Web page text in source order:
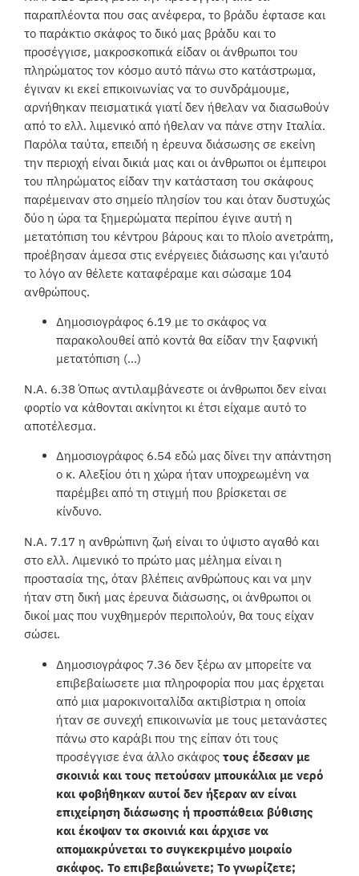
παραπλέοντα που σας ανέφερα, το βράδυ έφτασε και
το παράκτιο σκάφος το δικό μας βράδυ και το
προσέγγισε, μακροσκοπικά είδαν οι άνθρωποι του
πληρώματος τον κόσμο αυτό πάνω στο κατάστρωμα,
έγιναν κι εκεί επικοινωνίας να το συνδράμουμε,
αρνήθηκαν πεισματικά γιατί δεν ήθελαν να διασωθούν
από το ελλ. λιμενικό από ήθελαν να πάνε στην Ιταλία.
Παρόλα ταύτα, επειδή η έρευνα διάσωσης σε εκείνη
την περιοχή είναι δικιά μας και οι άνθρωποι οι έμπειροι
του πληρώματος είδαν την κατάσταση του σκάφους
παρέμειναν στο σημείο πλησίον του και όταν δυστυχώς
δύο η ώρα τα ξημερώματα περίπου έγινε αυτή η
μετατόπιση του κέντρου βάρους και το πλοίο ανετράπη,
προέβησαν άμεσα στις ενέργειες διάσωσης και γι’αυτό
το λόγο αν θέλετε καταφέραμε και σώσαμε 104
ανθρώπους.
Δημοσιογράφος 6.19 με το σκάφος να
παρακολουθεί από κοντά θα είδαν την ξαφνική
μετατόπιση (…)
Ν.Α. 6.38 Όπως αντιλαμβάνεστε οι άνθρωποι δεν είναι
φορτίο να κάθονται ακίνητοι κι έτσι είχαμε αυτό το
αποτέλεσμα.
Δημοσιογράφος 6.54 εδώ μας δίνει την απάντηση
ο κ. Αλεξίου ότι η χώρα ήταν υποχρεωμένη να
παρέμβει από τη στιγμή που βρίσκεται σε
κίνδυνο.
Ν.Α. 7.17 η ανθρώπινη ζωή είναι το ύψιστο αγαθό και
στο ελλ. Λιμενικό το πρώτο μας μέλημα είναι η
προστασία της, όταν βλέπεις ανθρώπους και να μην
ήταν στη δική μας έρευνα διάσωσης, οι άνθρωποι οι
δικοί μας που νυχθημερόν περιπολούν, θα τους είχαν
σώσει.
Δημοσιογράφος 7.36 δεν ξέρω αν μπορείτε να
επιβεβαίωσετε μια πληροφορία που μας έρχεται
από μια μαροκινοιταλίδα ακτιβίστρια η οποία
ήταν σε συνεχή επικοινωνία με τους μετανάστες
πάνω στο καράβι που της είπαν ότι τους
προσέγγισε ένα άλλο σκάφοςτους έδεσαν με
σκοινιά και τους πετούσαν μπουκάλια με νερό
και φοβήθηκαν αυτοί δεν ήξεραν αν είναι
επιχείρηση διάσωσης ή προσπάθεια βύθισης
και έκοψαν τα σκοινιά και άρχισε να
απομακρύνεται το συγκεκριμένο μοιραίο
σκάφος. Το επιβεβαιώνετε; Το γνωρίζετε;